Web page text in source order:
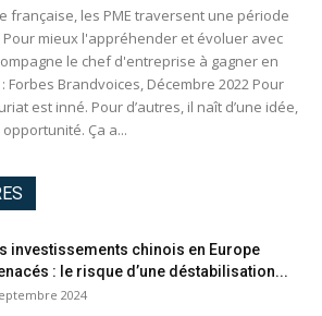
française, les PME traversent une période
mieux l'appréhender et évoluer avec
le chef d'entreprise à gagner en
Forbes Brandvoices, Décembre 2022 Pour
est inné. Pour d’autres, il naît d’une idée,
Ça a...
investissements chinois en Europe
: le risque d’une déstabilisation...
2024